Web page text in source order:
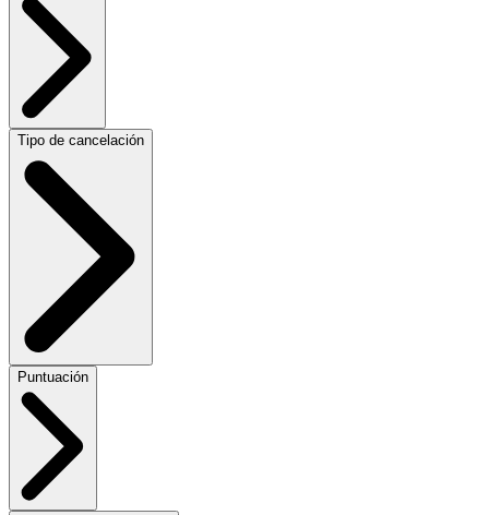
Tipo de cancelación
Puntuación